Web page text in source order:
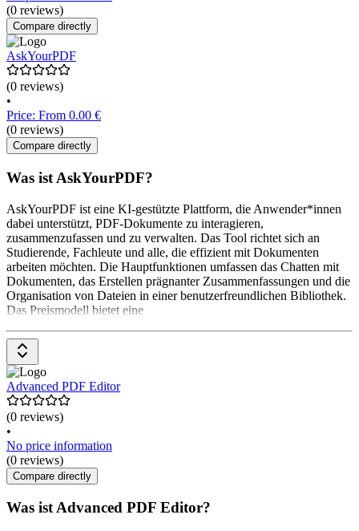
(0 reviews)
Compare directly
AskYourPDF
(0 reviews)
•
Price: From 0.00 €
(0 reviews)
Compare directly
Was ist AskYourPDF?
AskYourPDF ist eine KI-gestützte Plattform, die Anwender*innen
dabei unterstützt, PDF-Dokumente zu interagieren,
zusammenzufassen und zu verwalten. Das Tool richtet sich an
Studierende, Fachleute und alle, die effizient mit Dokumenten
arbeiten möchten. Die Hauptfunktionen umfassen das Chatten mit
Dokumenten, das Erstellen prägnanter Zusammenfassungen und die
Organisation von Dateien in einer benutzerfreundlichen Bibliothek.
Das Preismodell bietet eine
Advanced PDF Editor
(0 reviews)
•
No price information
(0 reviews)
Compare directly
Was ist Advanced PDF Editor?